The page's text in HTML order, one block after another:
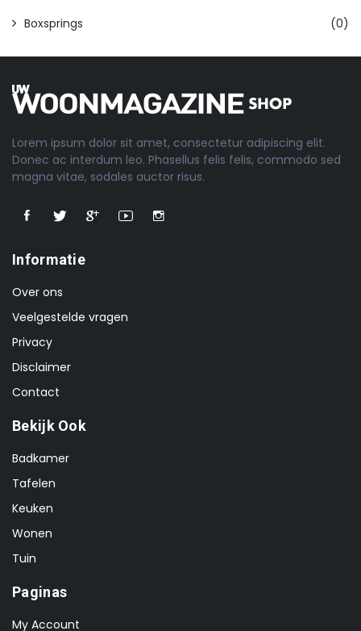
Boxsprings (0)
Lorem ipsum dolor sit amet, consectetur adipiscing elit.
Donec ac interdum leo. Phasellus felis felis, commodo sed
magna vitae, sodales auctor risus.
Informatie
Over ons
Veelgestelde vragen
Privacy
Disclaimer
Contact
Bekijk Ook
Badkamer
Tafelen
Keuken
Wonen
Tuin
Paginas
My Account